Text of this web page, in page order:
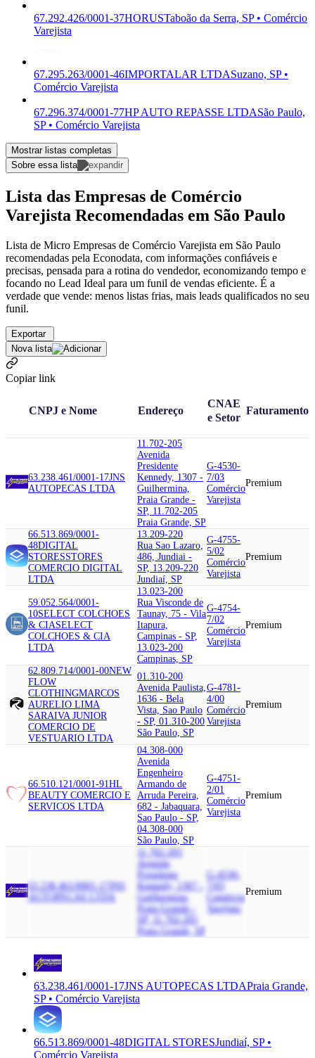
67.292.426/0001-37HORUSTaboão da Serra, SP • Comércio
Varejista
67.295.263/0001-46IMPORTALAR LTDASuzano, SP •
Comércio Varejista
67.296.374/0001-77HP AUTO REPASSE LTDASão Paulo,
SP • Comércio Varejista
Mostrar listas completas
Sobre essa lista
Lista das Empresas de Comércio
Varejista Recomendadas em São Paulo
Lista de Micro Empresas de Comércio Varejista em São Paulo
recomendadas pela Econodata, com informações confiáveis e
precisas, pensada para a rotina do vendedor, economizando tempo e
focando no Lead Ideal para um funil de vendas eficiente. É a
verdade que vende: menos listas frias, mais leads qualificados no seu
funil.
Exportar
Nova lista
Copiar link
CNPJ e Nome Endereço
CNAE
e Setor
Faturamento
63.238.461/0001-17JNS
AUTOPECAS LTDA
11.702-205
Avenida
Presidente
Kennedy, 1307 -
Guilhermina,
Praia Grande -
SP, 11.702-205
Praia Grande, SP
G-4530-
7/03
Comércio
Varejista
Premium
66.513.869/0001-
48DIGITAL
STORESSTORES
COMERCIO DIGITAL
LTDA
13.209-220
Rua Sao Lazaro,
486, Jundiai -
SP, 13.209-220
Jundiaí, SP
G-4755-
5/02
Comércio
Varejista
Premium
59.052.564/0001-
10SELECT COLCHOES
& CIASELECT
COLCHOES & CIA
LTDA
13.023-200
Rua Visconde de
Taunay, 75 - Vila
Itapura,
Campinas - SP,
13.023-200
Campinas, SP
G-4754-
7/02
Comércio
Varejista
Premium
62.809.714/0001-00NEW
FLOW
CLOTHINGMARCOS
AURELIO LIMA
SARAIVA JUNIOR
COMERCIO DE
VESTUARIO LTDA
01.310-200
Avenida Paulista,
1636 - Bela
Vista, Sao Paulo
- SP, 01.310-200
São Paulo, SP
G-4781-
4/00
Comércio
Varejista
Premium
66.510.121/0001-91HL
BEAUTY COMERCIO E
SERVICOS LTDA
04.308-000
Avenida
Engenheiro
Armando de
Arruda Pereira,
682 - Jabaquara,
Sao Paulo - SP,
04.308-000
São Paulo, SP
G-4751-
2/01
Comércio
Varejista
Premium
63.238.461/0001-17
JNS
AUTOPECAS LTDA
11.702-205
Avenida
Presidente
Kennedy, 1307 -
Guilhermina,
Praia Grande -
SP, 11.702-205
Praia Grande, SP
G-4530-
Comércio
Varejista
Premium
63.238.461/0001-17JNS AUTOPECAS LTDAPraia Grande,
SP • Comércio Varejista
66.513.869/0001-48DIGITAL STORESJundiaí, SP •
Comércio Varejista